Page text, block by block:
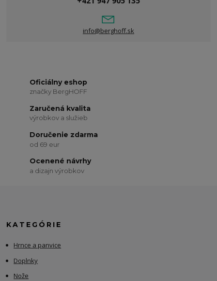
info@berghoff.sk
Oficiálny eshop
značky BergHOFF
Zaručená kvalita
výrobkov a služieb
Doručenie zdarma
od 69 eur
Ocenené návrhy
a dizajn výrobkov
KATEGÓRIE
Hrnce a panvice
Doplnky
Nože